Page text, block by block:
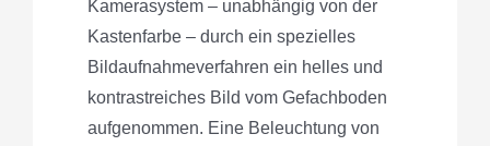
Kamerasystem – unabhängig von der
Kastenfarbe – durch ein spezielles
Bildaufnahmeverfahren ein helles und
kontrastreiches Bild vom Gefachboden
aufgenommen. Eine Beleuchtung von